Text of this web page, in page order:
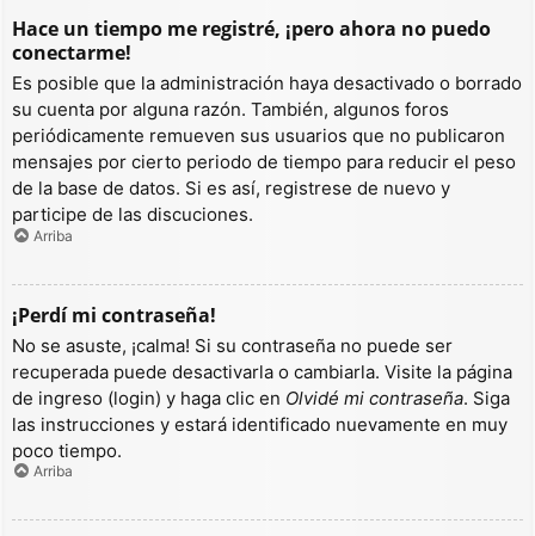
Hace un tiempo me registré, ¡pero ahora no puedo
conectarme!
Es posible que la administración haya desactivado o borrado
su cuenta por alguna razón. También, algunos foros
periódicamente remueven sus usuarios que no publicaron
mensajes por cierto periodo de tiempo para reducir el peso
de la base de datos. Si es así, registrese de nuevo y
participe de las discuciones.
Arriba
¡Perdí mi contraseña!
No se asuste, ¡calma! Si su contraseña no puede ser
recuperada puede desactivarla o cambiarla. Visite la página
de ingreso (login) y haga clic en Olvidé mi contraseña. Siga
las instrucciones y estará identificado nuevamente en muy
poco tiempo.
Arriba